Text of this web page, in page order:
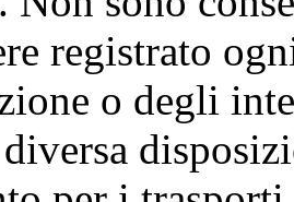
registrato
o degli